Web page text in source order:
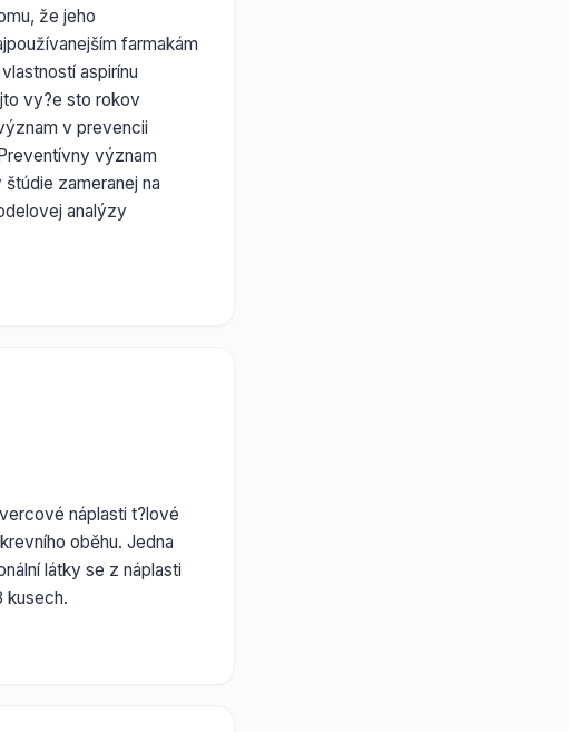
že jeho
farmakám
aspirínu
vy?e sto rokov
v prevencii
význam
zameranej na
analýzy
náplasti t?lové
oběhu. Jedna
látky se z náplasti
kusech.